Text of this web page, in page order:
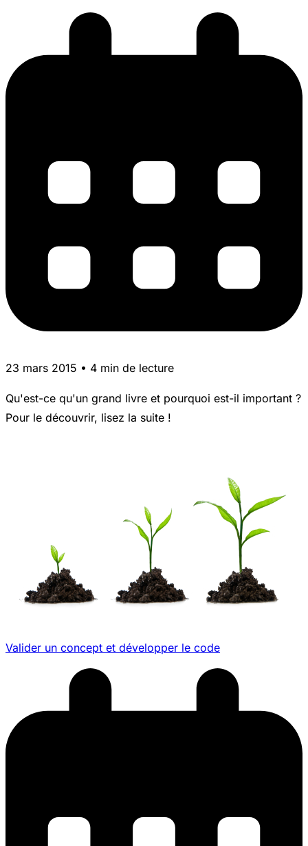
23 mars 2015 • 4 min de lecture
Qu'est-ce qu'un grand livre et pourquoi est-il important ?
Pour le découvrir, lisez la suite !
Valider un concept et développer le code